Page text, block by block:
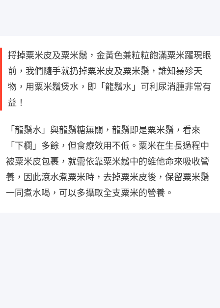
捋掉粟米皮及粟米鬚，金黃色兼粒粒飽滿粟米躍現眼
前，我們隨手就扔掉粟米皮及粟米鬚，誰知暴殄天
物，用粟米鬚煲水，即「龍鬚水」可利尿消腫非常有
益！
「龍鬚水」與龍鬚糖無關，龍鬚即是粟米鬚，看來
「下欄」多餘，但食療效用不低。粟米在生長過程中
被粟米皮包裹，就需依靠粟米鬚中的維他命來吸收營
養，因此滾水煮粟米時，去掉粟米皮後，保留粟米鬚
一同煮水喝，可以多攝取全支粟米的營養。